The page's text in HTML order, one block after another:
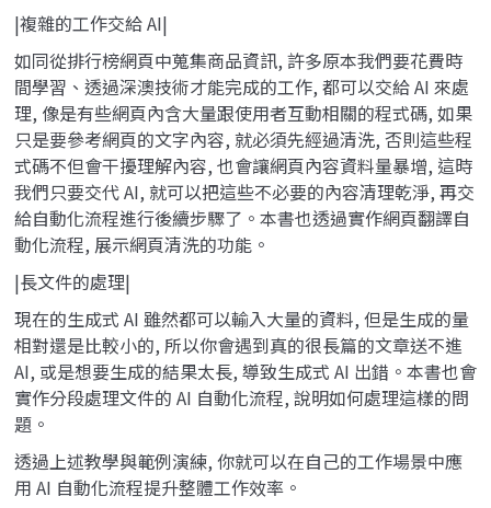
|複雜的工作交給 AI|
如同從排行榜網頁中蒐集商品資訊, 許多原本我們要花費時
間學習、透過深澳技術才能完成的工作, 都可以交給 AI 來處
理, 像是有些網頁內含大量跟使用者互動相關的程式碼, 如果
只是要參考網頁的文字內容, 就必須先經過清洗, 否則這些程
式碼不但會干擾理解內容, 也會讓網頁內容資料量暴增, 這時
我們只要交代 AI, 就可以把這些不必要的內容清理乾淨, 再交
給自動化流程進行後續步驟了。本書也透過實作網頁翻譯自
動化流程, 展示網頁清洗的功能。
|長文件的處理|
現在的生成式 AI 雖然都可以輸入大量的資料, 但是生成的量
相對還是比較小的, 所以你會遇到真的很長篇的文章送不進
AI, 或是想要生成的結果太長, 導致生成式 AI 出錯。本書也會
實作分段處理文件的 AI 自動化流程, 說明如何處理這樣的問
題。
透過上述教學與範例演練, 你就可以在自己的工作場景中應
用 AI 自動化流程提升整體工作效率。